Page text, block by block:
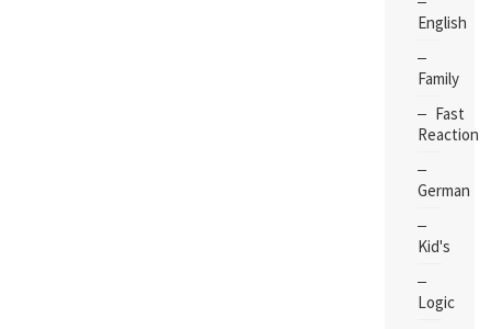
English
Family
Fast
Reaction
German
Kid's
Logic